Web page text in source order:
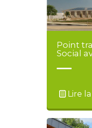
Point
Social
Lire